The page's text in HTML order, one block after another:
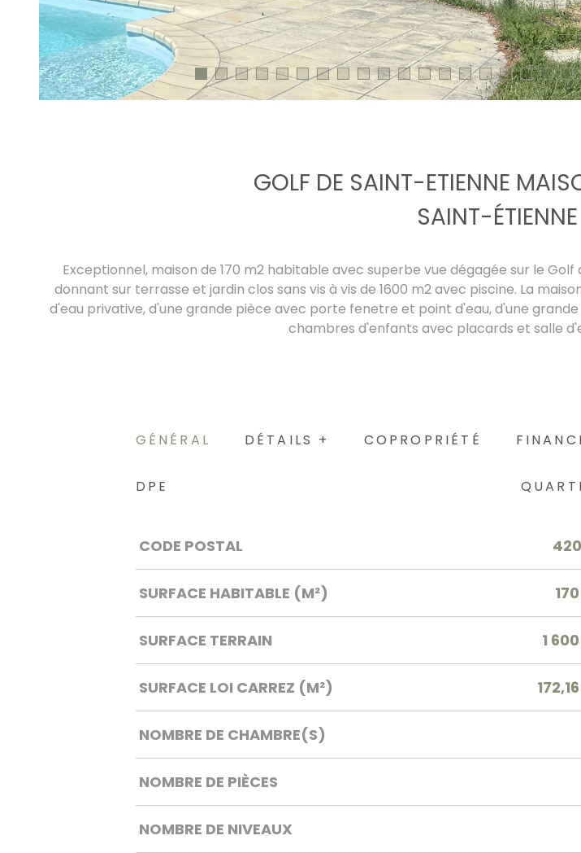
GOLF DE SAINT-ETIENNE
SAINT-
Exceptionnel, maison de 170 m2 habitable avec superbe vue dégagée sur le
donnant sur terrasse et jardin clos sans vis à vis de 1600 m2 avec piscine. La
d'eau privative, d'une grande pièce avec porte fenetre et point d'eau, d'une
chambres d'enfants avec placards et salle
GÉNÉRAL DÉTAILS + COPROPRIÉTÉ
DPE
Caractérisque Valeurs
CODE POSTAL
SURFACE HABITABLE (M²)
SURFACE TERRAIN 1
SURFACE LOI CARREZ (M²)
NOMBRE DE CHAMBRE(S)
NOMBRE DE PIÈCES
NOMBRE DE NIVEAUX